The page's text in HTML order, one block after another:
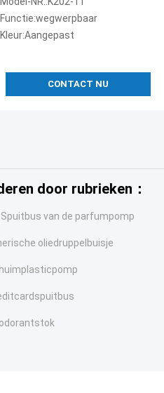
Functie:wegwerpbaar
Kleur:Aangepast
CONTACT NU
door rubrieken：
Spuitbus van de parfumpomp
oliedruppelbuisje